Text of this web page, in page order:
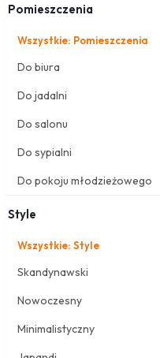
Pomieszczenia
Wszystkie: Pomieszczenia
Do biura
Do jadalni
Do salonu
Do sypialni
Do pokoju młodzieżowego
Style
Wszystkie: Style
Skandynawski
Nowoczesny
Minimalistyczny